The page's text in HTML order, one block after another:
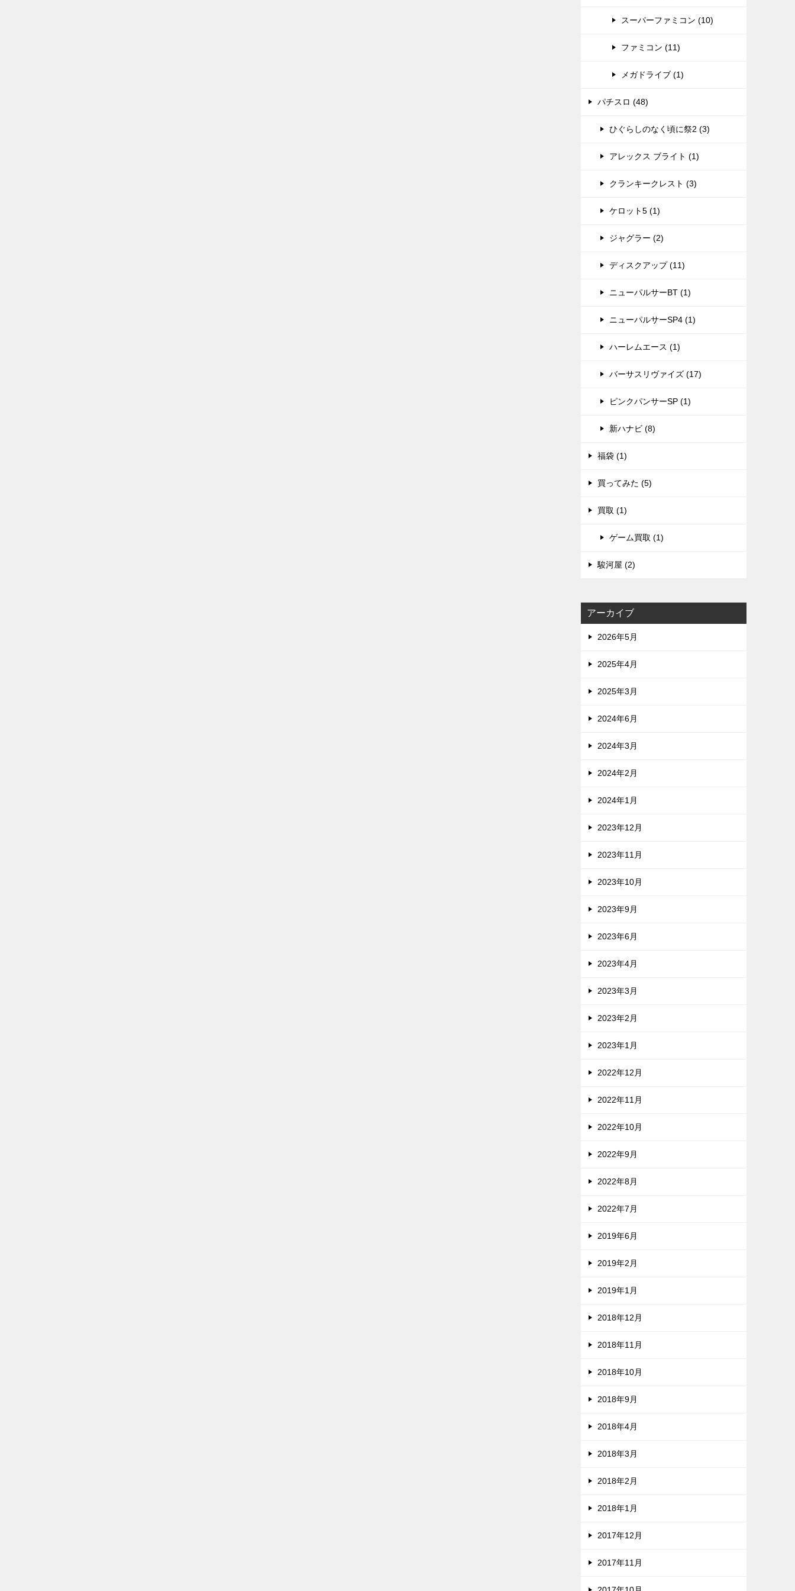
スーパーファミコン (10)
ファミコン (11)
メガドライブ (1)
パチスロ (48)
ひぐらしのなく頃に祭2 (3)
アレックス ブライト (1)
クランキークレスト (3)
ケロット5 (1)
ジャグラー (2)
ディスクアップ (11)
ニューパルサーBT (1)
ニューパルサーSP4 (1)
ハーレムエース (1)
バーサスリヴァイズ (17)
ピンクパンサーSP (1)
新ハナビ (8)
福袋 (1)
買ってみた (5)
買取 (1)
ゲーム買取 (1)
駿河屋 (2)
アーカイブ
2026年5月
2025年4月
2025年3月
2024年6月
2024年3月
2024年2月
2024年1月
2023年12月
2023年11月
2023年10月
2023年9月
2023年6月
2023年4月
2023年3月
2023年2月
2023年1月
2022年12月
2022年11月
2022年10月
2022年9月
2022年8月
2022年7月
2019年6月
2019年2月
2019年1月
2018年12月
2018年11月
2018年10月
2018年9月
2018年4月
2018年3月
2018年2月
2018年1月
2017年12月
2017年11月